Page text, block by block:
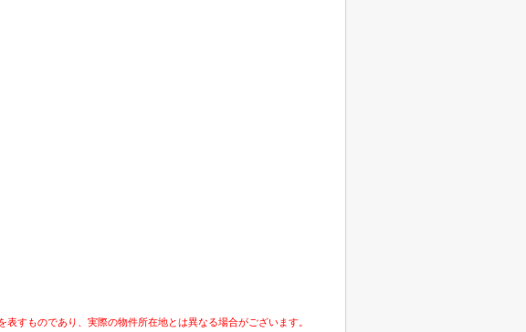
すものであり、実際の物件所在地とは異なる場合がございます。